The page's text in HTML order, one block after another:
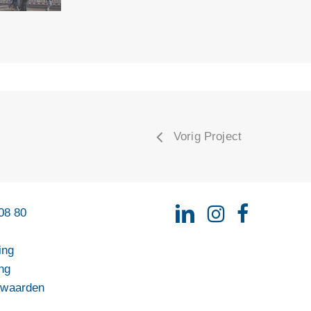
Vorig Project
80